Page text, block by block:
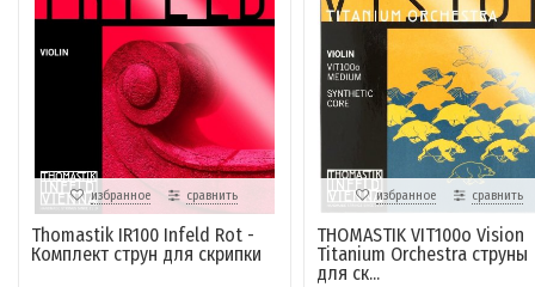
избранное сравнить
Thomastik IR100 Infeld Rot -
Комплект струн для скрипки
избранное сравнить
THOMASTIK VIT100о Vision
Titanium Orchestra струны
для ск...